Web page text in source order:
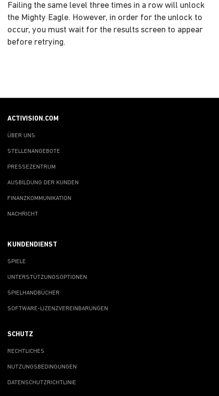
Failing the same level three times in a row will unlock
the Mighty Eagle. However, in order for the unlock to
occur, you must wait for the results screen to appear
before retrying.
ACTIVISION.COM
ÜBER UNS
STELLENANGEBOTE
PRESSEZENTRUM
AUSBILDUNG DER KUNDEN
FINANZKOMMUNIKATION
NACHRICHT
KUNDENDIENST
SPIELE
UNTERSTÜTZUNGSOPTIONEN
SPIELHANDBÜCHER
SOFTWARE-LIZENZVEREINBARUNGEN
SCHUTZ
RECHTLICHES
NUTZUNGSBEDINGUNGEN
DATENSCHUTZRICHTLINIE